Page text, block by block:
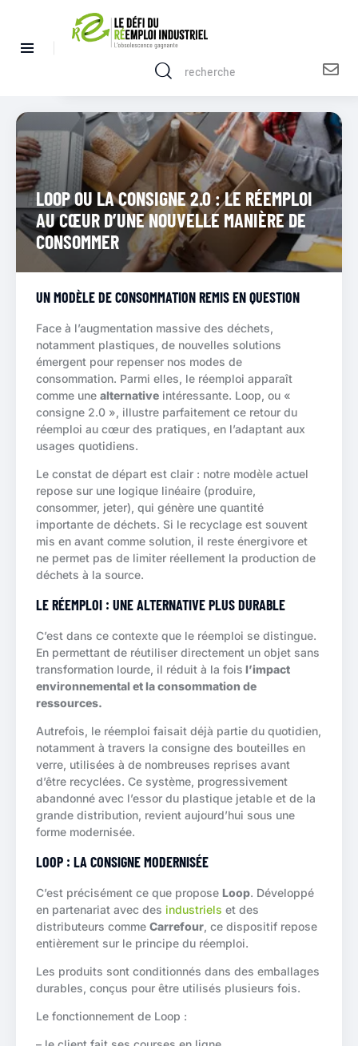
LOOP OU LA CONSIGNE 2.0 : LE RÉEMPLOI
AU CŒUR D’UNE NOUVELLE MANIÈRE DE
CONSOMMER
UN MODÈLE DE CONSOMMATION REMIS EN QUESTION
Face à l’augmentation massive des déchets,
notamment plastiques, de nouvelles solutions
émergent pour repenser nos modes de
consommation. Parmi elles, le réemploi apparaît
comme une alternative intéressante. Loop, ou «
consigne 2.0 », illustre parfaitement ce retour du
réemploi au cœur des pratiques, en l’adaptant aux
usages quotidiens.
Le constat de départ est clair : notre modèle actuel
repose sur une logique linéaire (produire,
consommer, jeter), qui génère une quantité
importante de déchets. Si le recyclage est souvent
mis en avant comme solution, il reste énergivore et
ne permet pas de limiter réellement la production de
déchets à la source.
LE RÉEMPLOI : UNE ALTERNATIVE PLUS DURABLE
C’est dans ce contexte que le réemploi se distingue.
En permettant de réutiliser directement un objet sans
transformation lourde, il réduit à la fois l’impact
environnemental et la consommation de
ressources.
Autrefois, le réemploi faisait déjà partie du quotidien,
notamment à travers la consigne des bouteilles en
verre, utilisées à de nombreuses reprises avant
d’être recyclées. Ce système, progressivement
abandonné avec l’essor du plastique jetable et de la
grande distribution, revient aujourd’hui sous une
forme modernisée.
LOOP : LA CONSIGNE MODERNISÉE
C’est précisément ce que propose Loop. Développé
en partenariat avec des industriels et des
distributeurs comme Carrefour, ce dispositif repose
entièrement sur le principe du réemploi.
Les produits sont conditionnés dans des emballages
durables, conçus pour être utilisés plusieurs fois.
Le fonctionnement de Loop :